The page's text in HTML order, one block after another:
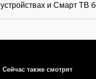
устройствах и Смарт ТВ
Сейчас также смотрят